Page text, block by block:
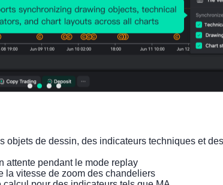
objets de dessin, des indicateurs techniques et
attente pendant le mode replay
la vitesse de zoom des chandeliers